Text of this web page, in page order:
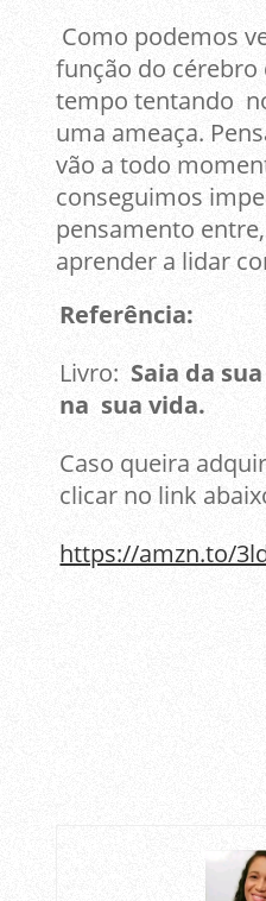
Como podemos
função do cérebro
tempo tentando
uma ameaça.
vão a todo
conseguimos
pensamento
aprender a lidar
Referência:
Livro: Saia da
na sua vida.
Caso queira
clicar no link
https://amzn.to/